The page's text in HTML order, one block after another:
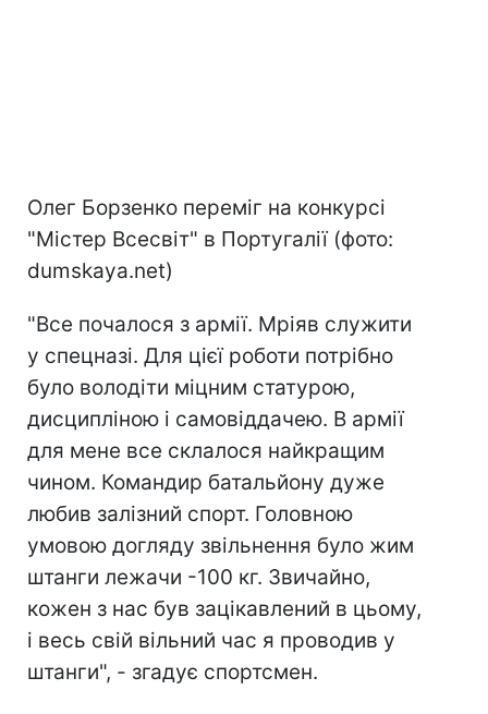
Олег Борзенко переміг на конкурсі
"Містер Всесвіт" в Португалії (фото:
dumskaya.net)
"Все почалося з армії. Мріяв служити
у спецназі. Для цієї роботи потрібно
було володіти міцним статурою,
дисципліною і самовіддачею. В армії
для мене все склалося найкращим
чином. Командир батальйону дуже
любив залізний спорт. Головною
умовою догляду звільнення було жим
штанги лежачи -100 кг. Звичайно,
кожен з нас був зацікавлений в цьому,
і весь свій вільний час я проводив у
штанги", - згадує спортсмен.